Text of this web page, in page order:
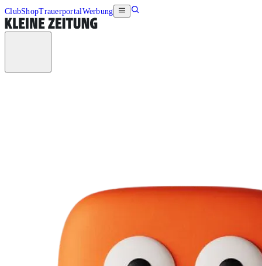
ClubShopTrauerportalWerbung